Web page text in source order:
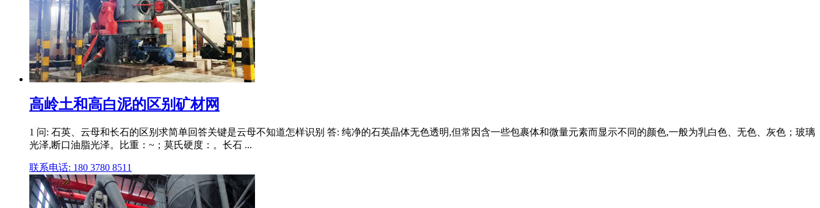
高岭土和高白泥的区别矿材网
1 问: 石英、云母和长石的区别求简单回答关键是云母不知道怎样识别 答: 纯净的石英晶体无色透明,但常因含一些包裹体和微量元素而显示不同的颜色,一般为乳白色、无色、灰色；玻璃
光泽,断口油脂光泽。比重：~；莫氏硬度：。长石 ...
联系电话: 180 3780 8511